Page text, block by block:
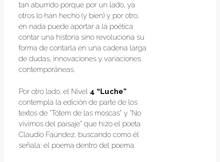
tan aburrido porque por un lado, ya
otros lo han hecho (y bien) y por otro,
en nada puede aportar a la poética
contar una historia sino revoluciona su
forma de contarla en una cadena larga
de dudas, innovaciones y variaciones
contemporáneas.
Por otro lado, el Nivel 4 “Luche”
contempla la edición de parte de los
textos de “Tótem de las moscas” y “No
vivimos del paisaje” que hizo el poeta
Claudio Faúndez, buscando como él
señala: el poema dentro del poema.